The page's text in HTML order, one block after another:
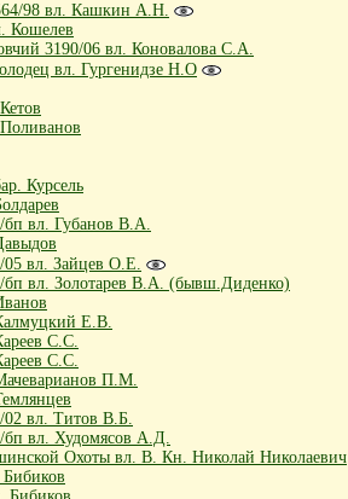
98 вл. Кашкин А.Н.
Кошелев
3190/06 вл. Коновалова С.А.
вл. Гургенидзе Н.О
Курсель
бп вл. Губанов В.А.
05 вл. Зайцев О.Е.
бп вл. Золотарев В.А. (бывш.Диденко)
Е.В.
С.С.
С.С.
П.М.
02 вл. Титов В.Б.
бп вл. Худомясов А.Д.
Охоты вл. В. Кн. Николай Николаевич